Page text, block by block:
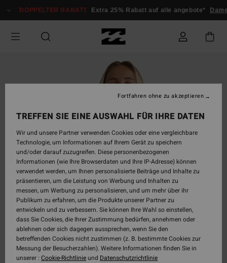
zur
springen
DOPPELTER RABATT Extra 25% Rabatt auf alle angebote* Damen
TREFFEN SIE EINE AUSWAHL FÜR IHRE DATEN
Wir und unsere Partner verwenden Cookies oder eine vergleichbare
Technologie, um Informationen auf Ihrem Gerät zu speichern
und/oder darauf zuzugreifen. Diese personenbezogenen
Informationen (wie Ihre Browserdaten und Ihre IP-Adresse) können
verwendet werden, um Ihnen personalisierte Beiträge und Inhalte zu
präsentieren, um die Leistung von Werbung und Inhalten zu
messen, um Werbung zu personalisieren, und um mehr über ihr
Publikum zu erfahren, um die Produkte unserer Partner zu
entwickeln und zu verbessern. Sie können Ihre Wahl so einstellen,
dass Sie Cookies, die Ihrer Zustimmung bedürfen, annehmen oder
ablehnen oder sich dagegen aussprechen, wenn Sie den
betreffenden Cookies nicht zustimmen (z. B. bestimmte Cookies zur
Messung der Besucherzahlen). Weitere Informationen finden Sie in
unserer : Cookie-Richtlinieund Datenschutzrichtlinie
Fortfahren ohne zu akzeptieren